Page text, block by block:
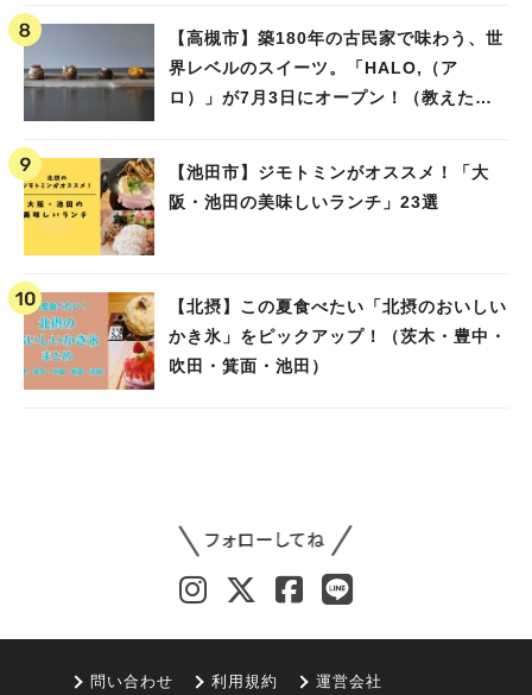
【高槻市】築180年の古民家で味わう、世
界レベルのスイーツ。「HALO,（ア
ロ）」が7月3日にオープン！（教えたい/
【池田市】ジモトミンがオススメ！「大
阪・池田の美味しいランチ」23選
【北摂】この夏食べたい「北摂のおいしい
かき氷」をピックアップ！（茨木・豊中・
吹田・箕面・池田）
問い合わせ 利用規約 運営会社